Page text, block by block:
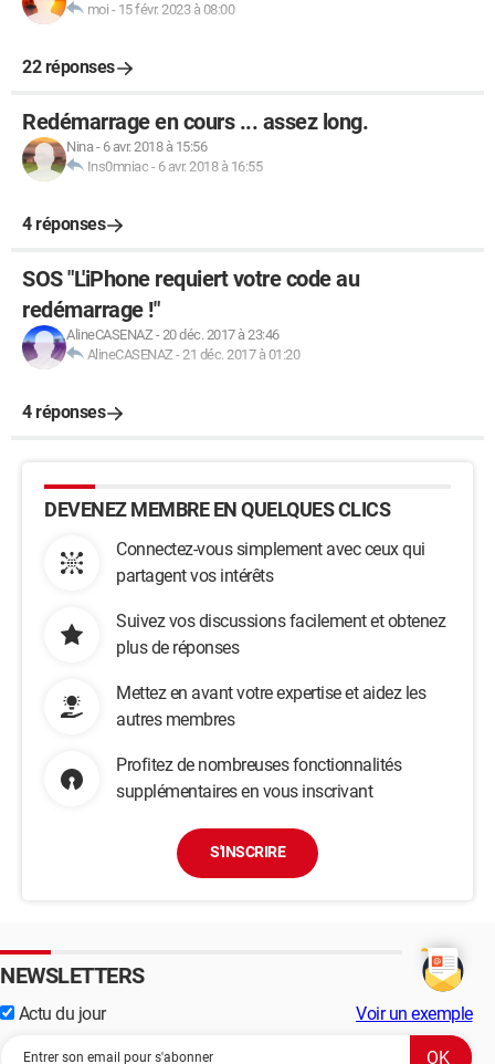
moi - 15 févr. 2023 à 08:00
22 réponses
Redémarrage en cours ... assez long.
Nina- 6 avr. 2018 à 15:56
Ins0mniac - 6 avr. 2018 à 16:55
4 réponses
SOS "L'iPhone requiert votre code au
redémarrage !"
AlineCASENAZ-20 déc. 2017 à 23:46
AlineCASENAZ-21 déc. 2017 à 01:20
4 réponses
DEVENEZ MEMBRE EN QUELQUES CLICS
Connectez-vous simplement avec ceux qui
partagent vos intérêts
Suivez vos discussions facilement et obtenez
plus de réponses
Mettez en avant votre expertise et aidez les
autres membres
Profitez de nombreuses fonctionnalités
supplémentaires en vous inscrivant
S'INSCRIRE
NEWSLETTERS
Actu du jour Voir un exemple